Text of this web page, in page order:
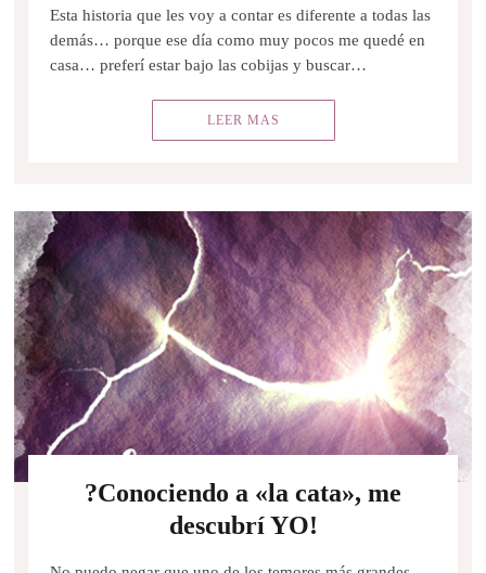
Esta historia que les voy a contar es diferente a todas las
demás… porque ese día como muy pocos me quedé en
casa… preferí estar bajo las cobijas y buscar…
LEER MAS
?Conociendo a «la cata», me
descubrí YO!